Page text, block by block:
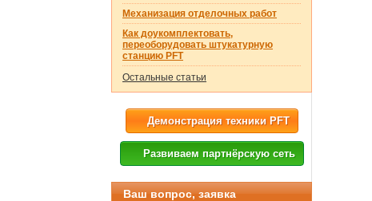
Механизация отделочных работ
Как доукомплектовать,
переоборудовать штукатурную
станцию PFT
Остальные статьи
Демонстрация техники PFT
Развиваем партнёрскую сеть
Ваш вопрос, заявка